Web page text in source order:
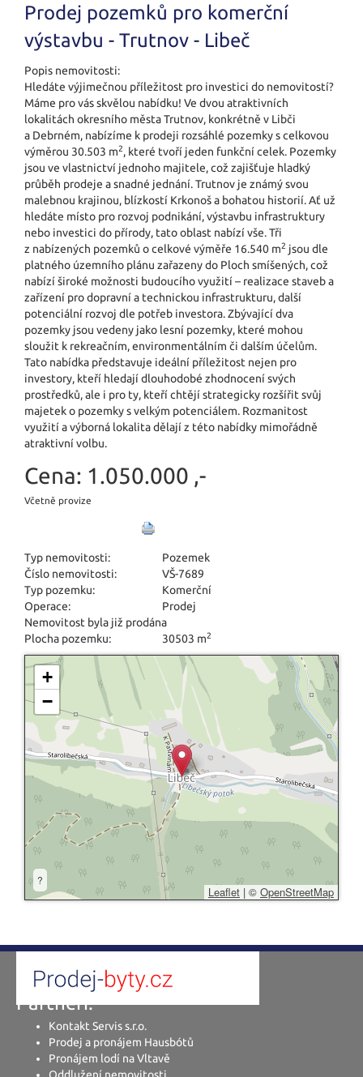
Prodej pozemků pro komerční
výstavbu - Trutnov - Libeč
Popis nemovitosti:
Hledáte výjimečnou příležitost pro investici do nemovitostí?
Máme pro vás skvělou nabídku! Ve dvou atraktivních
lokalitách okresního města Trutnov, konkrétně v Libči
a Debrném, nabízíme k prodeji rozsáhlé pozemky s celkovou
výměrou 30.503 m2, které tvoří jeden funkční celek. Pozemky
jsou ve vlastnictví jednoho majitele, což zajišťuje hladký
průběh prodeje a snadné jednání. Trutnov je známý svou
malebnou krajinou, blízkostí Krkonoš a bohatou historií. Ať už
hledáte místo pro rozvoj podnikání, výstavbu infrastruktury
nebo investici do přírody, tato oblast nabízí vše. Tři
z nabízených pozemků o celkové výměře 16.540 m2 jsou dle
platného územního plánu zařazeny do Ploch smíšených, což
nabízí široké možnosti budoucího využití – realizace staveb a
zařízení pro dopravní a technickou infrastrukturu, další
potenciální rozvoj dle potřeb investora. Zbývající dva
pozemky jsou vedeny jako lesní pozemky, které mohou
sloužit k rekreačním, environmentálním či dalším účelům.
Tato nabídka představuje ideální příležitost nejen pro
investory, kteří hledají dlouhodobé zhodnocení svých
prostředků, ale i pro ty, kteří chtějí strategicky rozšířit svůj
majetek o pozemky s velkým potenciálem. Rozmanitost
využití a výborná lokalita dělají z této nabídky mimořádně
atraktivní volbu.
Cena: 1.050.000 ,-
Včetně provize
Typ nemovitosti:
Pozemek
Číslo nemovitosti:
VŠ-7689
Typ pozemku:
Komerční
Operace:
Prodej
Nemovitost byla již prodána
Plocha pozemku:
30503 m2
+
−
?
Leaflet | © OpenStreetMap
Partneři:
Kontakt Servis s.r.o.
Prodej a pronájem Hausbótů
Pronájem lodí na Vltavě